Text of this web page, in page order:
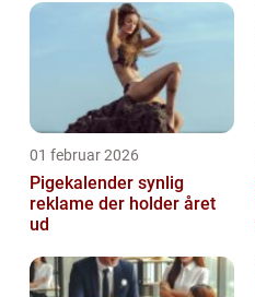
01 februar 2026
Pigekalender synlig
reklame der holder året
ud